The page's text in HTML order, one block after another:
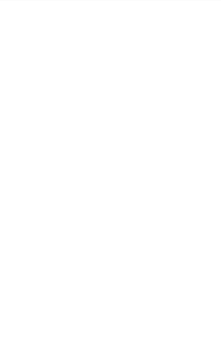
остается)